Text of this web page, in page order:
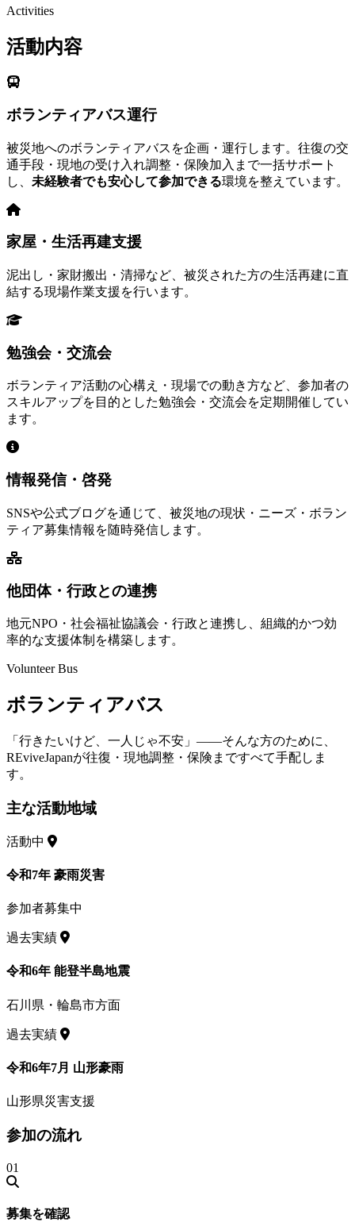
Activities
活動内容
ボランティアバス運行
被災地へのボランティアバスを企画・運行します。往復の交
通手段・現地の受け入れ調整・保険加入まで一括サポート
し、 未経験者でも安心して参加できる環境を整えています。
家屋・生活再建支援
泥出し・家財搬出・清掃など、被災された方の生活再建に直
結する現場作業支援を行います。
勉強会・交流会
ボランティア活動の心構え・現場での動き方など、参加者の
スキルアップを目的とした勉強会・交流会を定期開催してい
ます。
情報発信・啓発
SNSや公式ブログを通じて、被災地の現状・ニーズ・ボラン
ティア募集情報を随時発信します。
他団体・行政との連携
地元NPO・社会福祉協議会・行政と連携し、組織的かつ効
率的な支援体制を構築します。
Volunteer Bus
ボランティアバス
「行きたいけど、一人じゃ不安」——そんな方のために、
REviveJapanが往復・現地調整・保険まですべて手配しま
す。
主な活動地域
活動中
令和7年 豪雨災害
参加者募集中
過去実績
令和6年 能登半島地震
石川県・輪島市方面
過去実績
令和6年7月 山形豪雨
山形県災害支援
参加の流れ
01
募集を確認